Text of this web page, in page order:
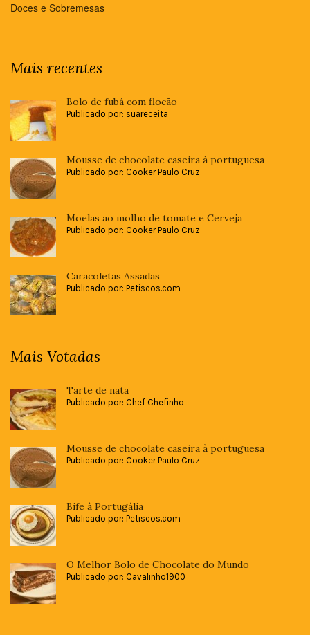
Doces e Sobremesas
Mais recentes
Bolo de fubá com flocão
Publicado por: suareceita
Mousse de chocolate caseira à portuguesa
Publicado por: Cooker Paulo Cruz
Moelas ao molho de tomate e Cerveja
Publicado por: Cooker Paulo Cruz
Caracoletas Assadas
Publicado por: Petiscos.com
Mais Votadas
Tarte de nata
Publicado por: Chef Chefinho
Mousse de chocolate caseira à portuguesa
Publicado por: Cooker Paulo Cruz
Bife à Portugália
Publicado por: Petiscos.com
O Melhor Bolo de Chocolate do Mundo
Publicado por: Cavalinho1900